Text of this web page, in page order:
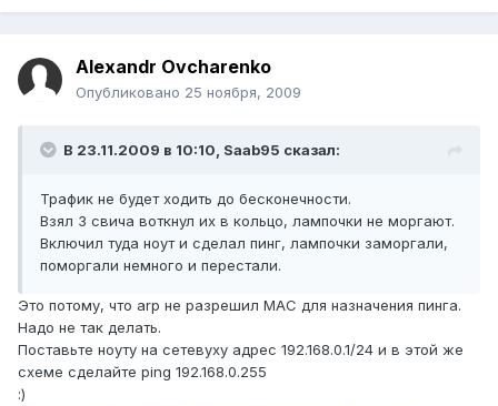
Alexandr Ovcharenko
Опубликовано 25 ноября, 2009
В 23.11.2009 в 10:10, Saab95 сказал:
Трафик не будет ходить до бесконечности.
Взял 3 свича воткнул их в кольцо, лампочки не моргают.
Включил туда ноут и сделал пинг, лампочки заморгали,
поморгали немного и перестали.
Это потому, что arp не разрешил МАС для назначения пинга.
Надо не так делать.
Поставьте ноуту на сетевуху адрес 192.168.0.1/24 и в этой же
схеме сделайте ping 192.168.0.255
:)